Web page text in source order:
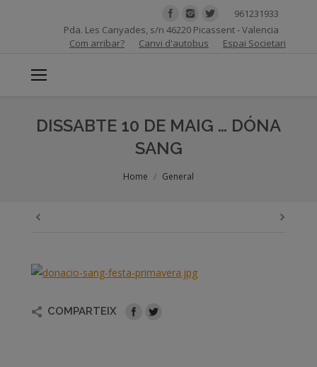
961231933
Pda. Les Canyades, s/n 46220 Picassent - Valencia
Com arribar?
Canvi d'autobus Espai Societari
DISSABTE 10 DE MAIG … DÓNA
SANG
Home General
COMPARTEIX